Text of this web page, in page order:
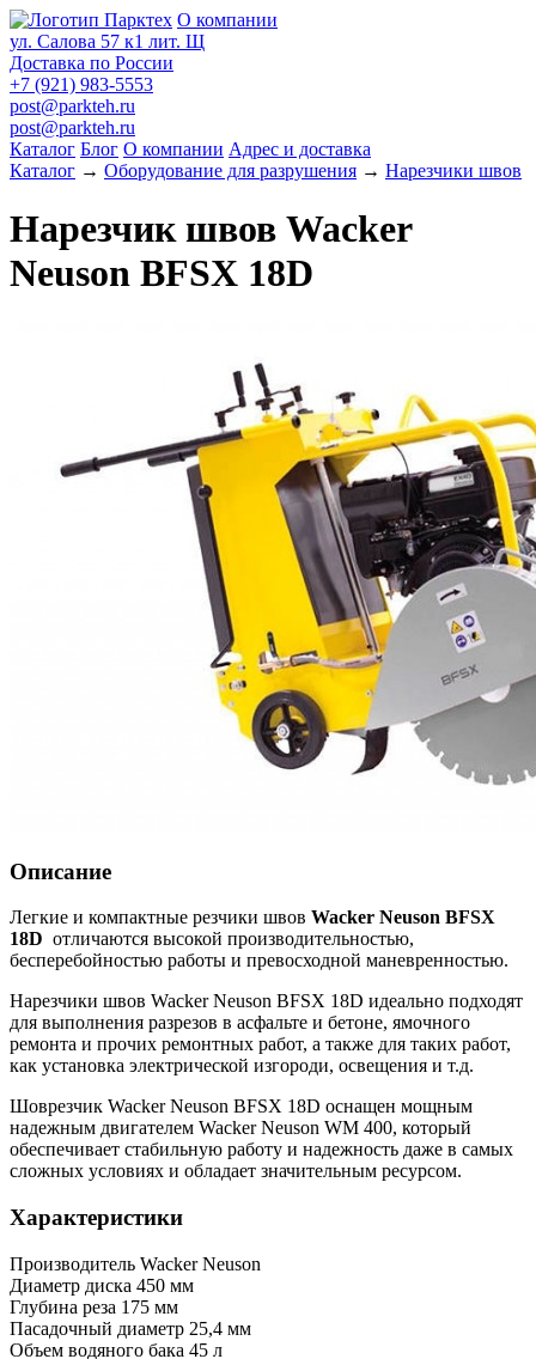
О компании
ул. Салова 57 к1 лит. Щ
Доставка по России
+7 (921) 983-5553
post@parkteh.ru
post@parkteh.ru
Каталог Блог О компании Адрес и доставка
Каталог → Оборудование для разрушения → Нарезчики швов
Нарезчик швов Wacker
Neuson BFSX 18D
Описание
Легкие и компактные резчики швов Wacker Neuson BFSX
18D отличаются высокой производительностью,
бесперебойностью работы и превосходной маневренностью.
Нарезчики швов Wacker Neuson BFSX 18D идеально подходят
для выполнения разрезов в асфальте и бетоне, ямочного
ремонта и прочих ремонтных работ, а также для таких работ,
как установка электрической изгороди, освещения и т.д.
Шоврезчик Wacker Neuson BFSX 18D оснащен мощным
надежным двигателем Wacker Neuson WM 400, который
обеспечивает стабильную работу и надежность даже в самых
сложных условиях и обладает значительным ресурсом.
Характеристики
Производитель Wacker Neuson
Диаметр диска 450 мм
Глубина реза 175 мм
Пасадочный диаметр 25,4 мм
Объем водяного бака 45 л